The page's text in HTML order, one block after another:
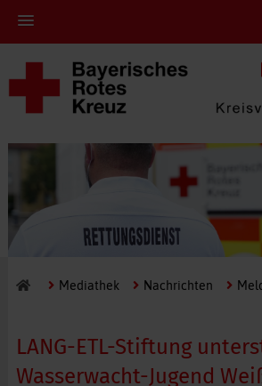
Mediathek Nachrichten
LANG-ETL-Stiftung
Wasserwacht-Jugend